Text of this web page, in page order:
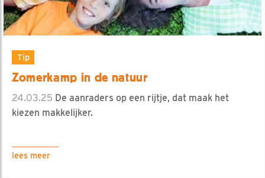
Tip
Zomerkamp in de natuur
24.03.25 De aanraders op een rijtje, dat maak het
kiezen makkelijker.
lees meer